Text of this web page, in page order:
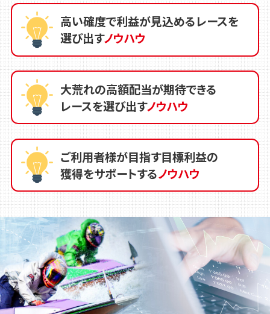
高い確度で利益が見込めるレースを
選び出すノウハウ
大荒れの高額配当が期待できる
レースを選び出すノウハウ
ご利用者様が目指す目標利益の
獲得をサポートするノウハウ